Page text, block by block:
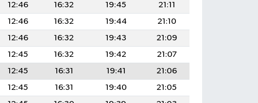
12:46 16:32 19:45
21:11
12:46 16:32 19:44
21:10
12:46 16:32 19:43
21:09
12:45 16:32 19:42
21:07
12:45 16:31 19:41
21:06
12:45 16:31 19:40
21:05